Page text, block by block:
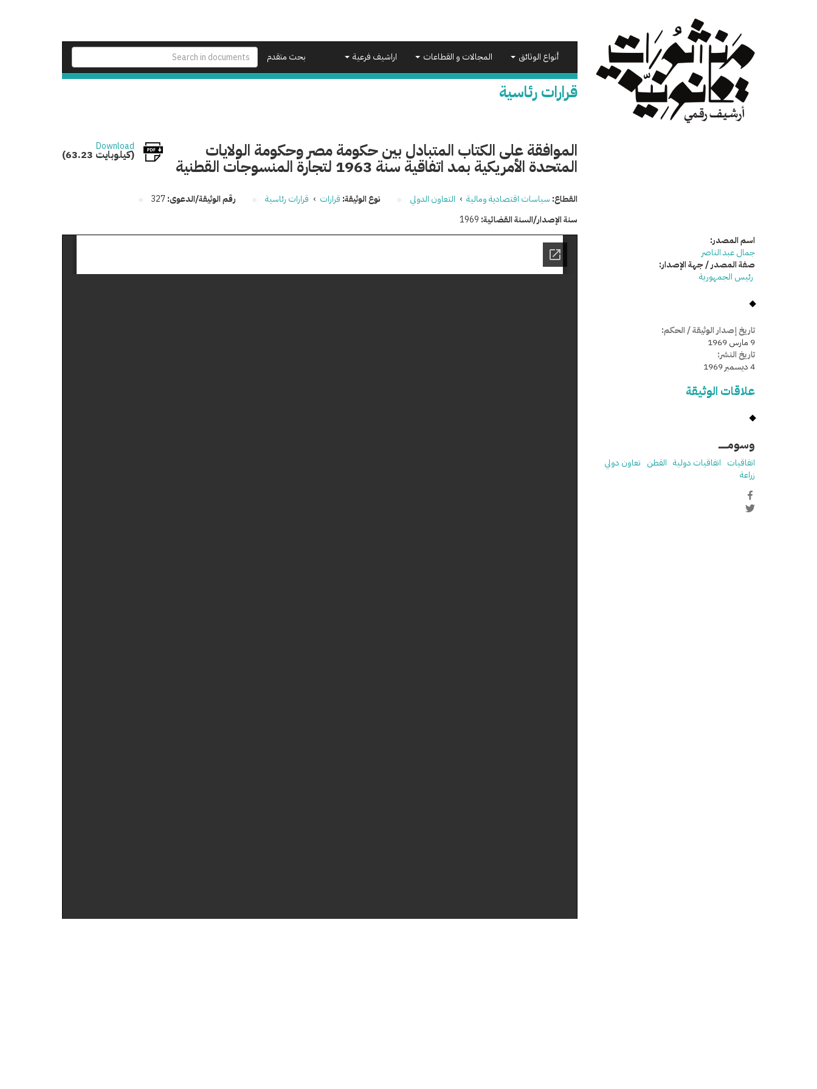
بحث متقدم
أنواع الوثائق المجالات و القطاعات اراشيف فرعية
قرارات رئاسية
الموافقة على الكتاب المتبادل بين حكومة مصر وحكومة الولايات
المتحدة الأمريكية بمد اتفاقية سنة 1963 لتجارة المنسوجات القطنية
Download
(63.23 كيلوبايت)
القطاع: سياسات اقتصادية ومالية › التعاون الدولي نوع الوثيقة: قرارات › قرارات رئاسية رقم الوثيقة/الدعوى:327
سنة الإصدار/السنة القضائية: 1969
اسم المصدر:
جمال عبد الناصر
صفة المصدر / جهة الإصدار:
رئيس الجمهورية
تاريخ إصدار الوثيقة / الحكم:
9 مارس 1969
تاريخ النشر:
4 ديسمبر 1969
علاقات الوثيقة
وسومـــــ
اتفاقيات اتفاقيات دولية القطن تعاون دولي
زراعة